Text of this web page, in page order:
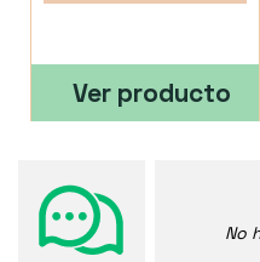
Ver producto
No